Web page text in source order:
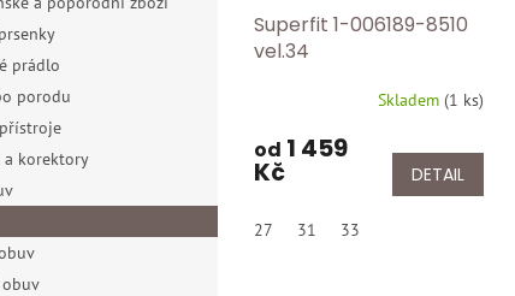
prádlo
porodu
a korektory
Superfit 1-006189-8510
vel.34
Skladem (1 ks)
od 1 459
Kč DETAIL
27 31 33